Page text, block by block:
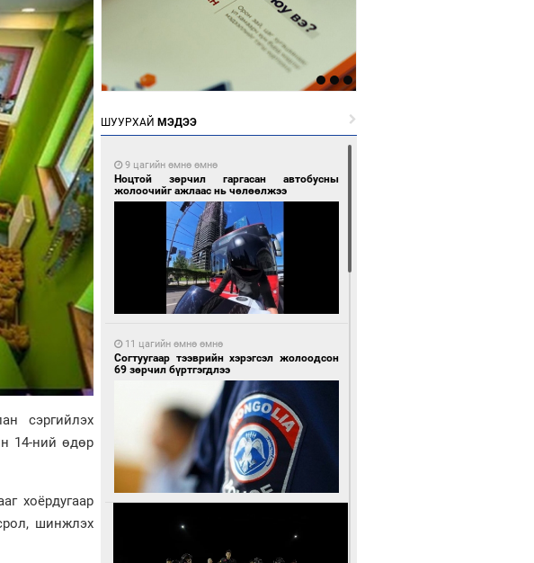
сэргийлэх
14-ний өдөр
хоёрдугаар
шинжлэх
ШУУРХАЙ МЭДЭЭ
9 цагийн өмнө өмнө
Ноцтой зөрчил гаргасан автобусны
жолоочийг ажлаас нь чөлөөлжээ
11 цагийн өмнө өмнө
Согтуугаар тээврийн хэрэгсэл жолоодсон
69 зөрчил бүртгэгдлээ